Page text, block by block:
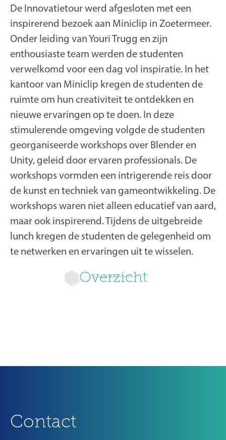
Overzicht
De Innovatietour werd afgesloten met een
inspirerend bezoek aan Miniclip in Zoetermeer.
Onder leiding van Youri Trugg en zijn
enthousiaste team werden de studenten
verwelkomd voor een dag vol inspiratie. In het
kantoor van Miniclip kregen de studenten de
ruimte om hun creativiteit te ontdekken en
nieuwe ervaringen op te doen. In deze
stimulerende omgeving volgde de studenten
georganiseerde workshops over Blender en
Unity, geleid door ervaren professionals. De
workshops vormden een intrigerende reis door
de kunst en techniek van gameontwikkeling. De
workshops waren niet alleen educatief van aard,
maar ook inspirerend. Tijdens de uitgebreide
lunch kregen de studenten de gelegenheid om
te netwerken en ervaringen uit te wisselen.
Contact